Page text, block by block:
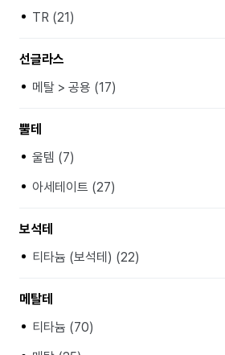
TR (21)
선글라스
메탈 > 공용 (17)
뿔테
울템 (7)
아세테이트 (27)
보석테
티타늄 (보석테) (22)
메탈테
티타늄 (70)